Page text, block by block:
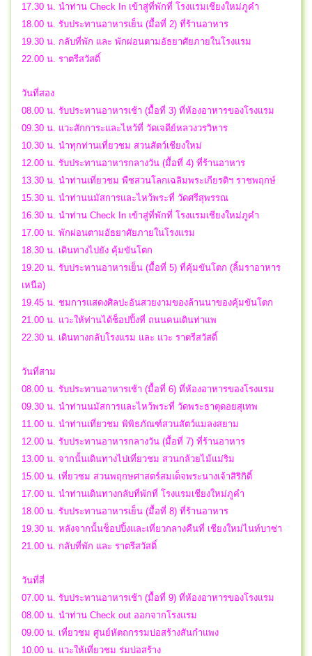
17.30 น. นำท่าน Check In เข้าสู่ที่พักที่ โรงแรมเชียงใหม่ภูคำ
18.00 น. รับประทานอาหารเย็น (มื้อที่ 2) ที่ร้านอาหาร
19.30 น. กลับที่พัก และ พักผ่อนตามอัธยาศัยภายในโรงแรม
22.00 น. ราตรีสวัสดิ์
วันที่สอง
08.00 น. รับประทานอาหารเช้า (มื้อที่ 3) ที่ห้องอาหารของโรงแรม
09.30 น. แวะสักการะและไหว้ที่ วัดเจดีย์หลวงวรวิหาร
10.30 น. นำทุกท่านเที่ยวชม สวนสัตว์เชียงใหม่
12.00 น. รับประทานอาหารกลางวัน (มื้อที่ 4) ที่ร้านอาหาร
13.30 น. นำท่านเที่ยวชม พืชสวนโลกเฉลิมพระเกียรติฯ ราชพฤกษ์
15.30 น. นำท่านนมัสการและไหว้พระที่ วัดศรีสุพรรณ
16.30 น. นำท่าน Check In เข้าสู่ที่พักที่ โรงแรมเชียงใหม่ภูคำ
17.00 น. พักผ่อนตามอัธยาศัยภายในโรงแรม
18.30 น. เดินทางไปยัง คุ้มขันโตก
19.20 น. รับประทานอาหารเย็น (มื้อที่ 5) ที่คุ้มขันโตก (ลิ้มราอาหาร
เหนือ)
19.45 น. ชมการแสดงศิลปะอันสวยงามของล้านนาของคุ้มขันโตก
21.00 น. แวะให้ท่านได้ช็อปปิ้งที่ ถนนคนเดินท่าแพ
22.30 น. เดินทางกลับโรงแรม และ แวะ ราตรีสวัสดิ์
วันที่สาม
08.00 น. รับประทานอาหารเช้า (มื้อที่ 6) ที่ห้องอาหารของโรงแรม
09.30 น. นำท่านนมัสการและไหว้พระที่ วัดพระธาตุดอยสุเทพ
11.00 น. นำท่านเที่ยวชม พิพิธภัณฑ์สวนสัตว์แมลงสยาม
12.00 น. รับประทานอาหารกลางวัน (มื้อที่ 7) ที่ร้านอาหาร
13.00 น. จากนั้นเดินทางไปเที่ยวชม สวนกล้วยไม้แม่ริม
15.00 น. เที่ยวชม สวนพฤกษศาสตร์สมเด็จพระนางเจ้าสิริกิติ์
17.00 น. นำท่านเดินทางกลับที่พักที่ โรงแรมเชียงใหม่ภูคำ
18.00 น. รับประทานอาหารเย็น (มื้อที่ 8) ที่ร้านอาหาร
19.30 น. หลังจากนั้นช็อปปิ้งและเที่ยวกลางคืนที่ เชียงใหม่ไนท์บาซ่า
21.00 น. กลับที่พัก และ ราตรีสวัสดิ์
วันที่สี่
07.00 น. รับประทานอาหารเช้า (มื้อที่ 9) ที่ห้องอาหารของโรงแรม
08.00 น. นำท่าน Check out ออกจากโรงแรม
09.00 น. เที่ยวชม ศูนย์หัตถกรรมบ่อสร้างสันกำแพง
10.00 น. แวะให้เที่ยวชม ร่มบ่อสร้าง